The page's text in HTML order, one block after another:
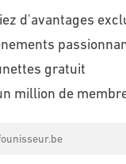
d'avantages
gratuit
million de